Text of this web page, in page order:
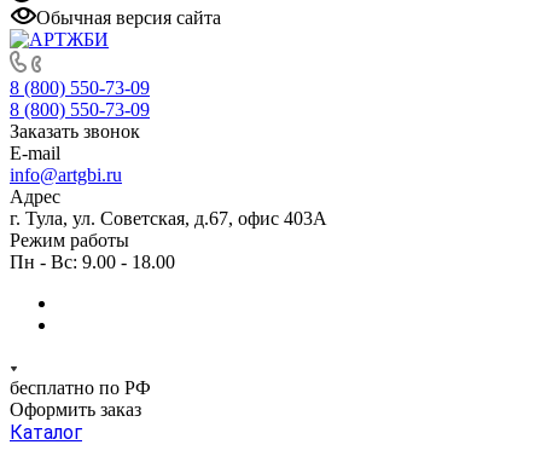
Обычная версия сайта
8 (800) 550-73-09
8 (800) 550-73-09
Заказать звонок
E-mail
info@artgbi.ru
Адрес
г. Тула, ул. Советская, д.67, офис 403А
Режим работы
Пн - Вс: 9.00 - 18.00
бесплатно по РФ
Оформить заказ
Каталог